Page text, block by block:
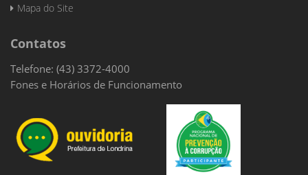
Mapa do Site
Contatos
Telefone: (43) 3372-4000
Fones e Horários de Funcionamento